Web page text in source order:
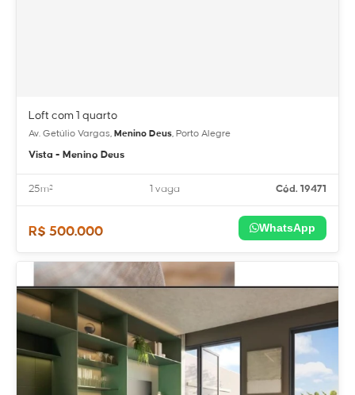
Loft com 1 quarto
Av. Getúlio Vargas, Menino Deus, Porto Alegre
Vista - Menino Deus
25m² 1 vaga Cód. 19471
R$ 500.000 WhatsApp